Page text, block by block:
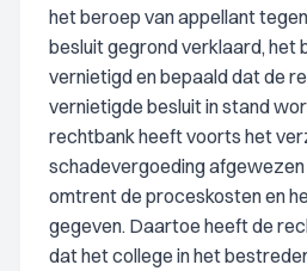
het beroep van appellant
besluit gegrond verklaard, het
vernietigd en bepaald dat de
vernietigde besluit in stand
rechtbank heeft voorts het
schadevergoeding afgewezen
omtrent de proceskosten en
gegeven. Daartoe heeft de
dat het college in het